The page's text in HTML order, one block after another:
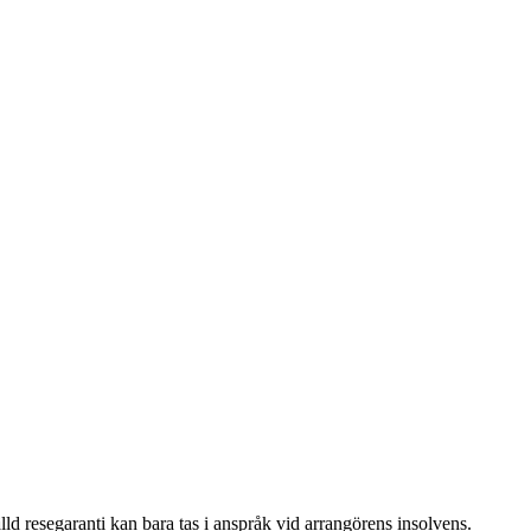
resegaranti kan bara tas i anspråk vid arrangörens insolvens.